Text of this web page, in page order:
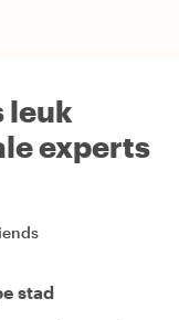
leuk
experts
stad